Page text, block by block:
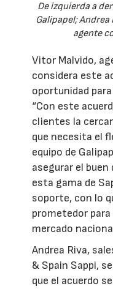
De izquierda a
Galipapel;
agente
Vitor Malvido,
considera este
oportunidad
“Con este
clientes la
que necesita el
equipo de
asegurar el
esta gama de
soporte, con lo
prometedor
mercado
Andrea Riva,
& Spain Sappi,
que el acuerdo